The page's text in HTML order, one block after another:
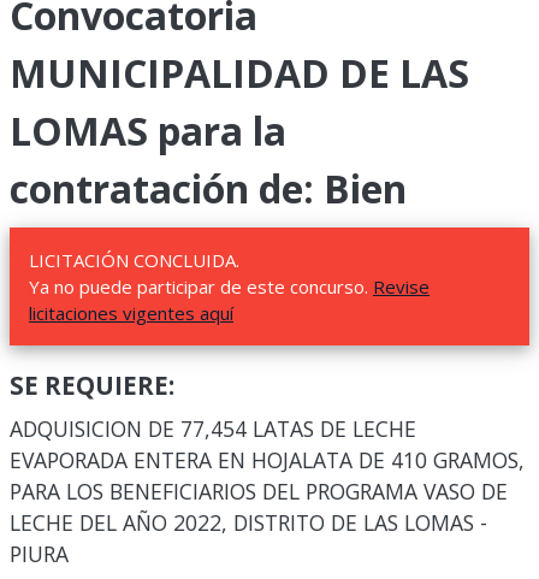
Convocatoria
MUNICIPALIDAD DE LAS
LOMAS para la
contratación de: Bien
LICITACIÓN CONCLUIDA.
Ya no puede participar de este concurso. Revise
licitaciones vigentes aquí
SE REQUIERE:
ADQUISICION DE 77,454 LATAS DE LECHE
EVAPORADA ENTERA EN HOJALATA DE 410 GRAMOS,
PARA LOS BENEFICIARIOS DEL PROGRAMA VASO DE
LECHE DEL AÑO 2022, DISTRITO DE LAS LOMAS -
PIURA